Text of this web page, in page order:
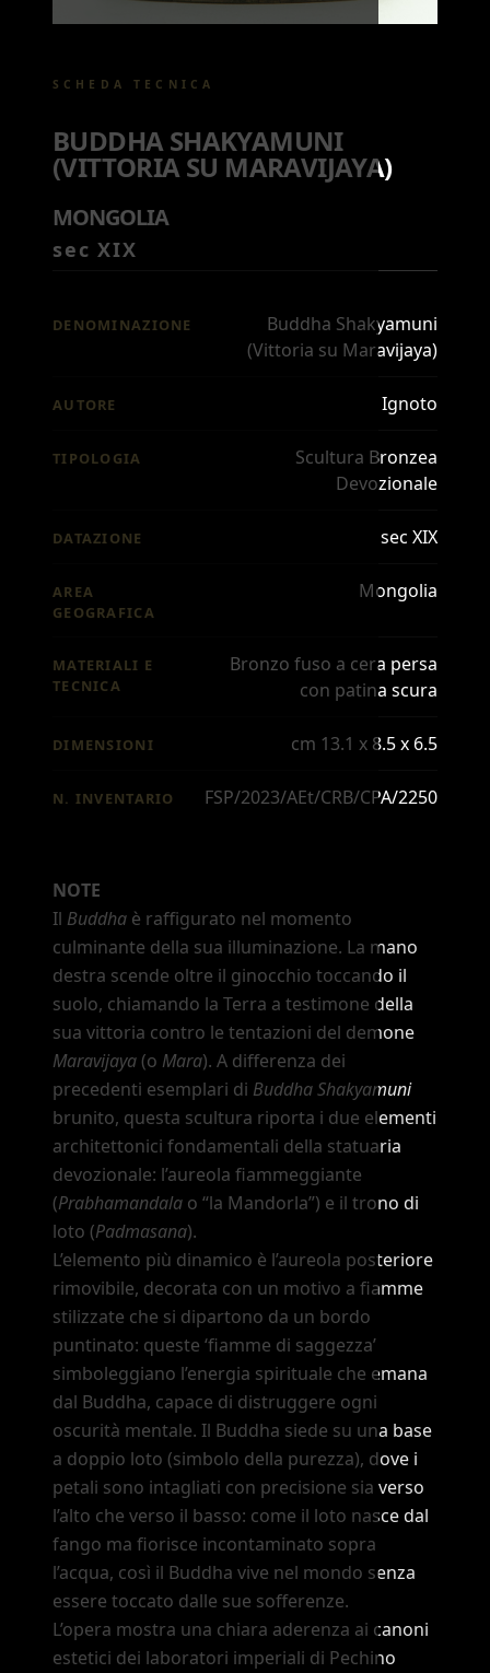
SCHEDA TECNICA
BUDDHA SHAKYAMUNI
(VITTORIA SU MARAVIJAYA)
MONGOLIA
sec XIX
DENOMINAZIONE
Buddha Shakyamuni
(Vittoria su Maravijaya)
AUTORE Ignoto
TIPOLOGIA
Scultura Bronzea
Devozionale
DATAZIONE sec XIX
AREA
GEOGRAFICA
Mongolia
MATERIALI E
TECNICA
Bronzo fuso a cera persa
con patina scura
DIMENSIONI cm 13.1 x 8.5 x 6.5
N. INVENTARIO FSP/2023/AEt/CRB/CPA/2250
NOTE
Il Buddha è raffigurato nel momento
culminante della sua illuminazione. La mano
destra scende oltre il ginocchio toccando il
suolo, chiamando la Terra a testimone della
sua vittoria contro le tentazioni del demone
Maravijaya (o Mara). A differenza dei
precedenti esemplari di Buddha Shakyamuni
brunito, questa scultura riporta i due elementi
architettonici fondamentali della statuaria
devozionale: l’aureola fiammeggiante
(Prabhamandala o “la Mandorla”) e il trono di
loto (Padmasana).
L’elemento più dinamico è l’aureola posteriore
rimovibile, decorata con un motivo a fiamme
stilizzate che si dipartono da un bordo
puntinato: queste ‘fiamme di saggezza’
simboleggiano l’energia spirituale che emana
dal Buddha, capace di distruggere ogni
oscurità mentale. Il Buddha siede su una base
a doppio loto (simbolo della purezza), dove i
petali sono intagliati con precisione sia verso
l’alto che verso il basso: come il loto nasce dal
fango ma fiorisce incontaminato sopra
l’acqua, così il Buddha vive nel mondo senza
essere toccato dalle sue sofferenze.
L’opera mostra una chiara aderenza ai canoni
estetici dei laboratori imperiali di Pechino